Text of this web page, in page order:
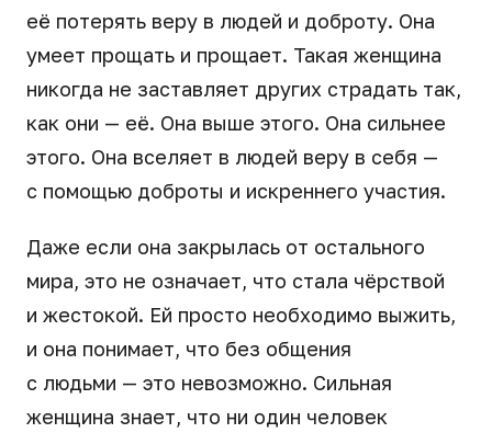
её потерять веру в людей и доброту. Она
умеет прощать и прощает. Такая женщина
никогда не заставляет других страдать так,
как они — её. Она выше этого. Она сильнее
этого. Она вселяет в людей веру в себя —
с помощью доброты и искреннего участия.
Даже если она закрылась от остального
мира, это не означает, что стала чёрствой
и жестокой. Ей просто необходимо выжить,
и она понимает, что без общения
с людьми — это невозможно. Сильная
женщина знает, что ни один человек